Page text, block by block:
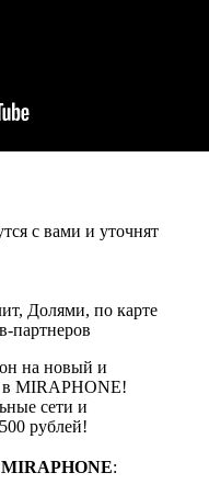
с вами и уточнят
Долями, по карте
партнеров
на новый и
в MIRAPHONE!
сети и
рублей!
MIRAPHONE: